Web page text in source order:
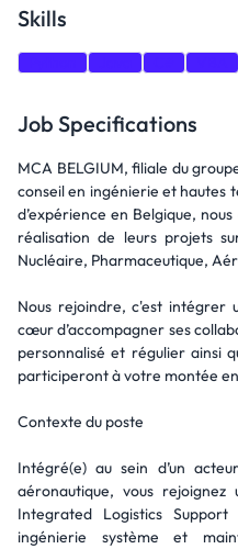
Skills
Job Specifications
MCA BELGIUM, filiale du
conseil en ingénierie et hautes
d’expérience en Belgique,
réalisation de leurs projets
Nucléaire, Pharmaceutique,
Nous rejoindre, c'est intégrer
cœur d’accompagner ses
personnalisé et régulier ainsi
participeront à votre montée
Contexte du poste
Intégré(e) au sein d’un
aéronautique, vous
Integrated Logistics
ingénierie système et